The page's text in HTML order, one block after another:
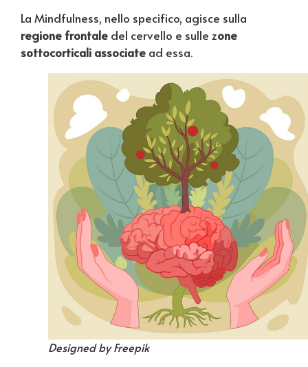
La Mindfulness, nello specifico, agisce sulla
regione frontale del cervello e sulle zone
sottocorticali associate ad essa.
Designed by Freepik